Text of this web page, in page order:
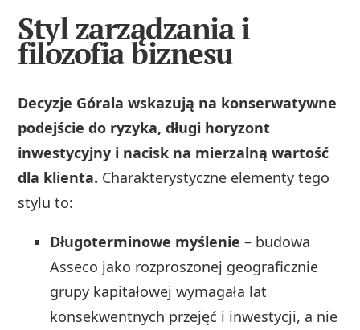
Styl zarządzania i
filozofia biznesu
Decyzje Górala wskazują na konserwatywne
podejście do ryzyka, długi horyzont
inwestycyjny i nacisk na mierzalną wartość
dla klienta. Charakterystyczne elementy tego
stylu to:
Długoterminowe myślenie – budowa
Asseco jako rozproszonej geograficznie
grupy kapitałowej wymagała lat
konsekwentnych przejęć i inwestycji, a nie